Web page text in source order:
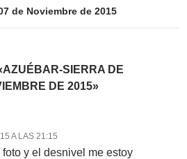
de Noviembre de 2015
SIERRA DE
DE 2015»
A LAS 21:15
y el desnivel me estoy